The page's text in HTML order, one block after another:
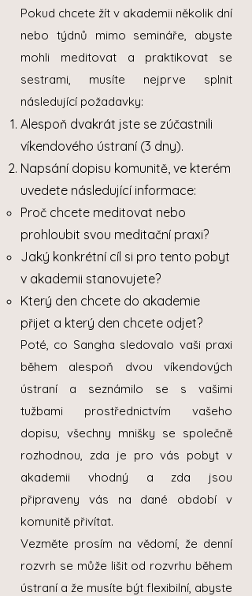
Pokud chcete žít v akademii několik dní
nebo týdnů mimo semináře, abyste
mohli meditovat a praktikovat se
sestrami, musíte nejprve splnit
následující požadavky:
Alespoň dvakrát jste se zúčastnili
víkendového ústraní (3 dny).
Napsání dopisu komunitě, ve kterém
uvedete následující informace:
Proč chcete meditovat nebo
prohloubit svou meditační praxi?
Jaký konkrétní cíl si pro tento pobyt
v akademii stanovujete?
Který den chcete do akademie
přijet a který den chcete odjet?
Poté, co Sangha sledovalo vaši praxi
během alespoň dvou víkendových
ústraní a seznámilo se s vašimi
tužbami prostřednictvím vašeho
dopisu, všechny mnišky se společně
rozhodnou, zda je pro vás pobyt v
akademii vhodný a zda jsou
připraveny vás na dané období v
komunitě přivítat.
Vezměte prosím na vědomí, že denní
rozvrh se může lišit od rozvrhu během
ústraní a že musíte být flexibilní, abyste